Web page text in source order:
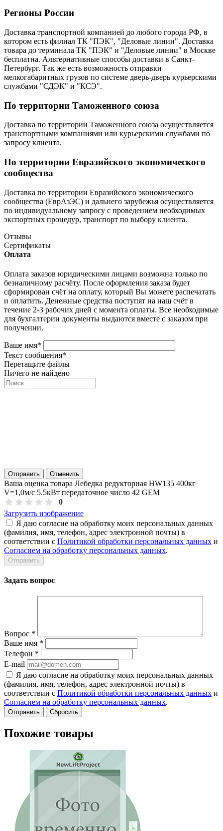
Регионы России
Доставка транспортной компанией до любого города РФ, в
котором есть филиал ТК "ПЭК", "Деловые линии". Доставка
товара до терминала ТК "ПЭК" и "Деловые линии" в Москве
бесплатна. Альтернативные способы доставки в Санкт-
Петербург. Так же есть возможность отправки
мелкогабаритных грузов по системе дверь-дверь курьерскими
службами "СДЭК" и "КСЭ".
По территории Таможенного союза
Доставка по территории Таможенного союза осуществляется
транспортными компаниями или курьерскими службами по
запросу клиента.
По территории Евразийского экономического
сообщества
Доставка по территории Евразийского экономического
сообщества (ЕврАзЭС) и дальнего зарубежья осуществляется
по индивидуальному запросу с проведением необходимых
экспортных процедур, транспорт по выбору клиента.
Отзывы
Сертификаты
Оплата
Оплата заказов юридическими лицами возможна только по
безналичному расчёту. После оформления заказа будет
сформирован счёт на оплату, который Вы можете распечатать
и оплатить. Денежные средства поступят на наш счёт в
течение 2-3 рабочих дней с момента оплаты. Все необходимые
для бухгалтерии документы выдаются вместе с заказом при
получении.
Ваше имя*
Текст сообщения*
Перетащите файлы
Ничего не найдено
Отправить Отменить
Ваша оценка товара Лебедка редукторная HW135 400кг
V=1,0м/с 5.5кВт передаточное число 42 GEM
0
Загрузить изображение
Я даю согласие на обработку моих персональных данных
(фамилия, имя, телефон, адрес электронной почты) в
соответствии с Политикой обработки персональных данных и
Согласием на обработку персональных данных.
Задать вопрос
Вопрос *
Ваше имя *
Телефон *
E-mail
Я даю согласие на обработку моих персональных данных
(фамилия, имя, телефон, адрес электронной почты) в
соответствии с Политикой обработки персональных данных и
Согласием на обработку персональных данных.
Сбросить
Похожие товары